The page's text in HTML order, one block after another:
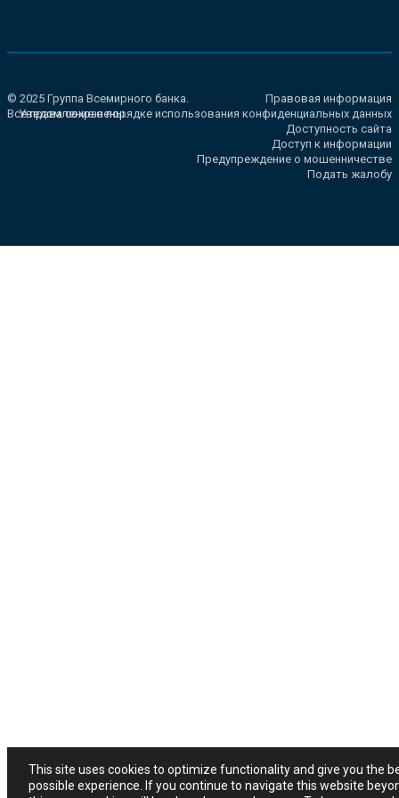
© 2025 Группа Всемирного банка.
Все права сохранены.
Правовая информация
Уведомление о порядке использования конфиденциальных данных
Доступность сайта
Доступ к информации
Предупреждение о мошенничестве
Подать жалобу
This site uses cookies to optimize functionality and give you the
possible experience. If you continue to navigate this website